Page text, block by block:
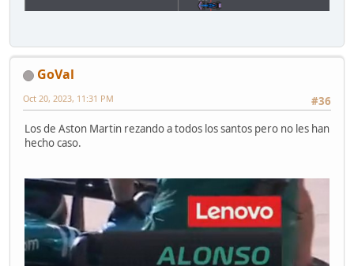
GoVal
#36
Oct 20, 2023, 11:31 PM
Los de Aston Martin rezando a todos los santos pero no les han
hecho caso.